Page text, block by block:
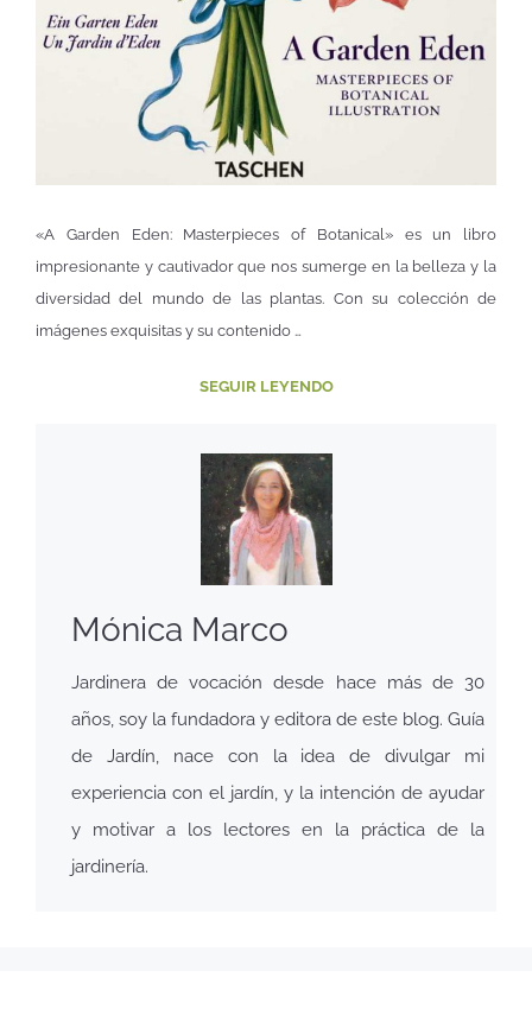
«A Garden Eden: Masterpieces of Botanical» es un libro
impresionante y cautivador que nos sumerge en la belleza y la
diversidad del mundo de las plantas. Con su colección de
imágenes exquisitas y su contenido …
SEGUIR LEYENDO
Mónica Marco
Jardinera de vocación desde hace más de 30
años, soy la fundadora y editora de este blog. Guía
de Jardín, nace con la idea de divulgar mi
experiencia con el jardín, y la intención de ayudar
y motivar a los lectores en la práctica de la
jardinería.